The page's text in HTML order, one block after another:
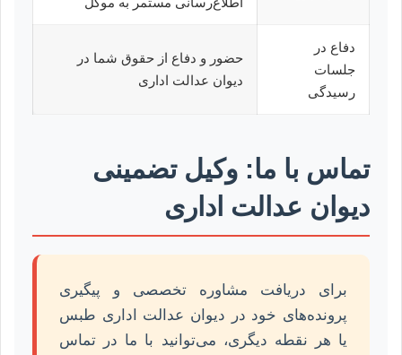
دفاع در
جلسات
رسیدگی
حضور و دفاع از حقوق شما در
دیوان عدالت اداری
تماس با ما: وکیل تضمینی
دیوان عدالت اداری
برای دریافت مشاوره تخصصی و پیگیری
پرونده‌های خود در دیوان عدالت اداری طبس
یا هر نقطه دیگری، می‌توانید با ما در تماس